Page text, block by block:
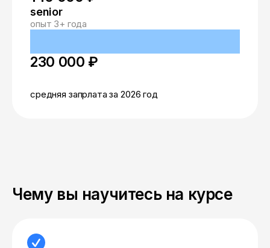
senior
опыт 3+ года
230 000 ₽
средняя запрлата за 2026 год
Чему вы научитесь на курсе